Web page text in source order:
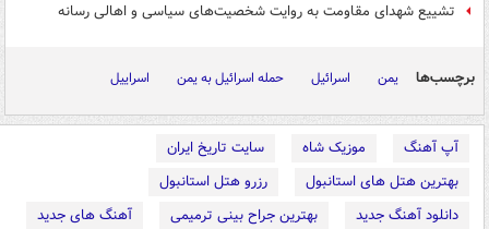
تشییع شهدای مقاومت به روایت شخصیت‌های سیاسی و اهالی رسانه
برچسب‌ها یمن اسرائیل حمله اسرائیل به یمن اسراییل
آپ آهنگ موزیک شاه
سایت تاریخ ایران
بهترین هتل های استانبول
رزرو هتل استانبول
دانلود آهنگ جدید
بهترین جراح بینی ترمیمی
آهنگ های جدید